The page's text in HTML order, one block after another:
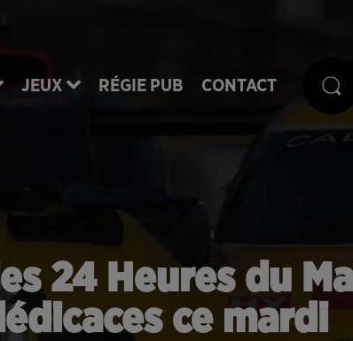
JEUX RÉGIE PUB CONTACT
24 Heures du
ce mardi